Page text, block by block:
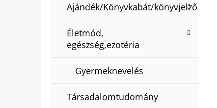
Ajándék/Könyvkabát/könyvjelző
Életmód,
egészség,ezotéria
Gyermeknevelés
Társadalomtudomány